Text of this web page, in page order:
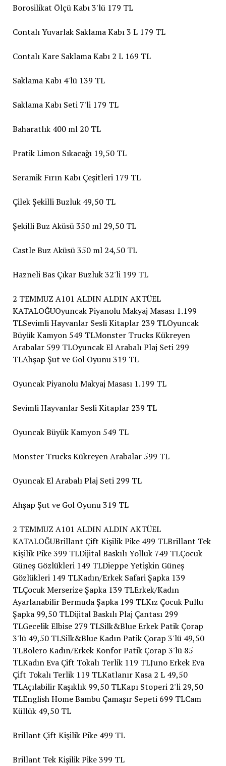
Borosilikat Ölçü Kabı 3'lü 179 TL
Contalı Yuvarlak Saklama Kabı 3 L 179 TL
Contalı Kare Saklama Kabı 2 L 169 TL
Saklama Kabı 4'lü 139 TL
Saklama Kabı Seti 7'li 179 TL
Baharatlık 400 ml 20 TL
Pratik Limon Sıkacağı 19,50 TL
Seramik Fırın Kabı Çeşitleri 179 TL
Çilek Şekilli Buzluk 49,50 TL
Şekilli Buz Aküsü 350 ml 29,50 TL
Castle Buz Aküsü 350 ml 24,50 TL
Hazneli Bas Çıkar Buzluk 32'li 199 TL
2 TEMMUZ A101 ALDIN ALDIN AKTÜEL
KATALOĞUOyuncak Piyanolu Makyaj Masası 1.199
TLSevimli Hayvanlar Sesli Kitaplar 239 TLOyuncak
Büyük Kamyon 549 TLMonster Trucks Kükreyen
Arabalar 599 TLOyuncak El Arabalı Plaj Seti 299
TLAhşap Şut ve Gol Oyunu 319 TL
Oyuncak Piyanolu Makyaj Masası 1.199 TL
Sevimli Hayvanlar Sesli Kitaplar 239 TL
Oyuncak Büyük Kamyon 549 TL
Monster Trucks Kükreyen Arabalar 599 TL
Oyuncak El Arabalı Plaj Seti 299 TL
Ahşap Şut ve Gol Oyunu 319 TL
2 TEMMUZ A101 ALDIN ALDIN AKTÜEL
KATALOĞUBrillant Çift Kişilik Pike 499 TLBrillant Tek
Kişilik Pike 399 TLDijital Baskılı Yolluk 749 TLÇocuk
Güneş Gözlükleri 149 TLDieppe Yetişkin Güneş
Gözlükleri 149 TLKadın/Erkek Safari Şapka 139
TLÇocuk Merserize Şapka 139 TLErkek/Kadın
Ayarlanabilir Bermuda Şapka 199 TLKız Çocuk Pullu
Şapka 99,50 TLDijital Baskılı Plaj Çantası 299
TLGecelik Elbise 279 TLSilk&Blue Erkek Patik Çorap
3'lü 49,50 TLSilk&Blue Kadın Patik Çorap 3'lü 49,50
TLBolero Kadın/Erkek Konfor Patik Çorap 3'lü 85
TLKadın Eva Çift Tokalı Terlik 119 TLJuno Erkek Eva
Çift Tokalı Terlik 119 TLKatlanır Kasa 2 L 49,50
TLAçılabilir Kaşıklık 99,50 TLKapı Stoperi 2'li 29,50
TLEnglish Home Bambu Çamaşır Sepeti 699 TLCam
Küllük 49,50 TL
Brillant Çift Kişilik Pike 499 TL
Brillant Tek Kişilik Pike 399 TL